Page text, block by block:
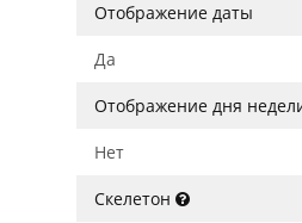
Отображение даты
Да
Отображение дня
Нет
Скелетон